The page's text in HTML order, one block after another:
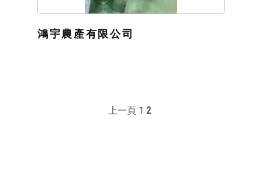
鴻宇農產有限公司
上一頁 1 2